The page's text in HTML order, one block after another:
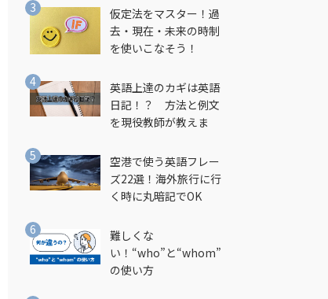
仮定法をマスター！過
去・現在・未来の時制
を使いこなそう！
英語上達のカギは英語
日記！？ 方法と例文
を現役教師が教えま
空港で使う英語フレー
ズ22選！海外旅行に行
く時に丸暗記でOK
難しくな
い！“who”と“whom”
の使い方